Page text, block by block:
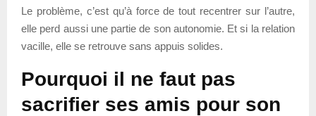
Le problème, c’est qu’à force de tout recentrer sur l’autre,
elle perd aussi une partie de son autonomie. Et si la relation
vacille, elle se retrouve sans appuis solides.
Pourquoi il ne faut pas
sacrifier ses amis pour son